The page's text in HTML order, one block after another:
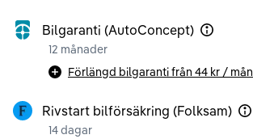
Bilgaranti (AutoConcept)
12 månader
Förlängd bilgaranti från 44 kr / mån
Rivstart bilförsäkring (Folksam)
14 dagar